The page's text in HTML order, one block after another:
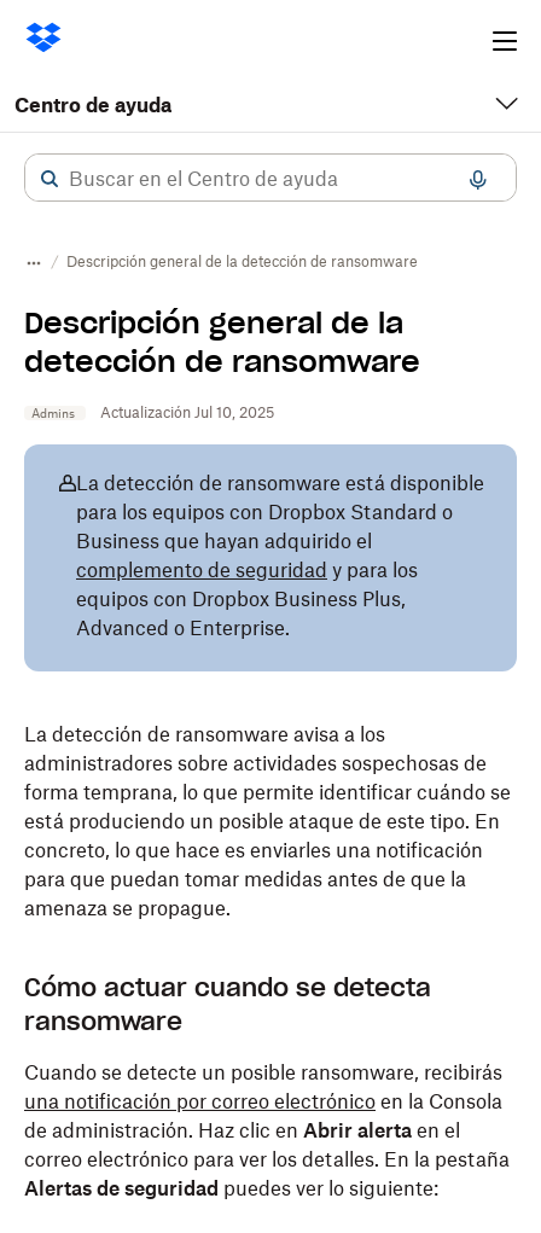
Centro de ayuda
Descripción general de la detección de ransomware
Descripción general de la
detección de ransomware
Admins Actualización Jul 10, 2025
La detección de ransomware está disponible
para los equipos con Dropbox Standard o
Business que hayan adquirido el
complemento de seguridad y para los
equipos con Dropbox Business Plus,
Advanced o Enterprise.
La detección de ransomware avisa a los
administradores sobre actividades sospechosas de
forma temprana, lo que permite identificar cuándo se
está produciendo un posible ataque de este tipo. En
concreto, lo que hace es enviarles una notificación
para que puedan tomar medidas antes de que la
amenaza se propague.
Cómo actuar cuando se detecta
ransomware
Cuando se detecte un posible ransomware, recibirás
una notificación por correo electrónico en la Consola
de administración. Haz clic en Abrir alerta en el
correo electrónico para ver los detalles. En la pestaña
Alertas de seguridad puedes ver lo siguiente: